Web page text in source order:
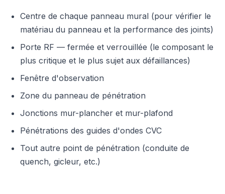
Centre de chaque panneau mural (pour vérifier le
matériau du panneau et la performance des joints)
Porte RF — fermée et verrouillée (le composant le
plus critique et le plus sujet aux défaillances)
Fenêtre d'observation
Zone du panneau de pénétration
Jonctions mur-plancher et mur-plafond
Pénétrations des guides d'ondes CVC
Tout autre point de pénétration (conduite de
quench, gicleur, etc.)